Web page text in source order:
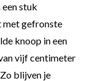
stuk
met gefronste
knoop in een
vijf centimeter
blijven je